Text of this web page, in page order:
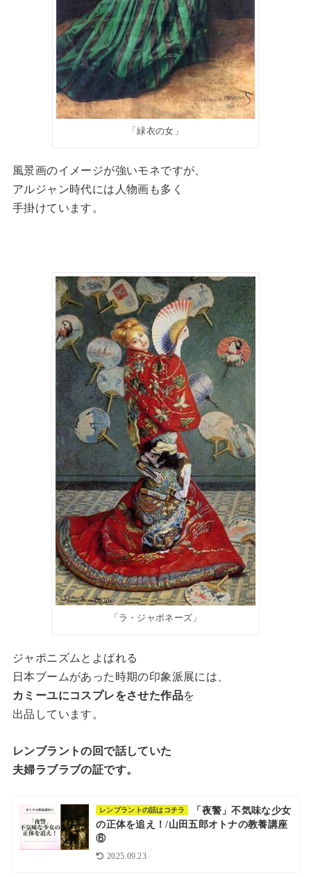
「緑衣の女」
風景画のイメージが強いモネですが、
アルジャン時代には人物画も多く
手掛けています。
「ラ・ジャポネーズ」
ジャポニズムとよばれる
日本ブームがあった時期の印象派展には、
カミーユにコスプレをさせた作品を
出品しています。
レンブラントの回で話していた
夫婦ラブラブの証です。
レンブラントの話はコチラ
「夜警」不気味な少女
の正体を追え！/山田五郎オトナの教養講座
⑥
2025.09.23